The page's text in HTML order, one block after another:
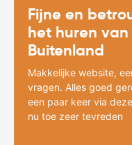
Fijne en
het huren
Buitenland
Makkelijke website,
vragen. Alles goed
een paar keer via
nu toe zeer tevreden